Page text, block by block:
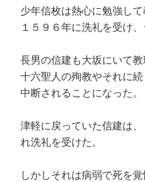
少年信枚は熱心に勉強し
１５９６年に洗礼を受け
長男の信建も大坂にいて
十六聖人の殉教やそれに
中断されることになった。
津軽に戻っていた信建は
れ洗礼を受けた。
しかしそれは病弱で死を覚